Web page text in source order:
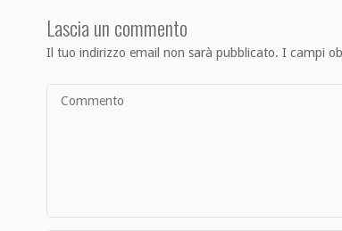
Lascia un commento
Il tuo indirizzo email non sarà pubblicato. I campi